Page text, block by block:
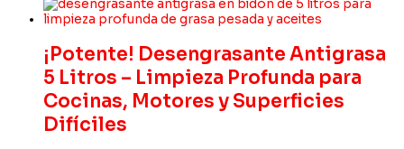
¡Potente! Desengrasante Antigrasa
5 Litros – Limpieza Profunda para
Cocinas, Motores y Superficies
Difíciles